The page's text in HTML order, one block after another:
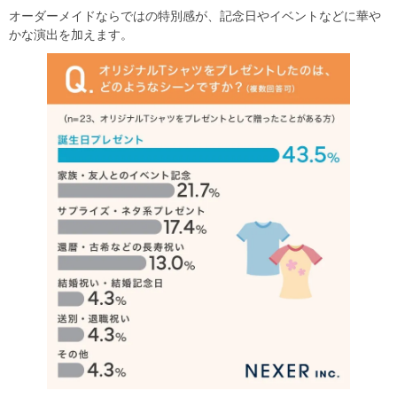
オーダーメイドならではの特別感が、記念日やイベントなどに華や
かな演出を加えます。